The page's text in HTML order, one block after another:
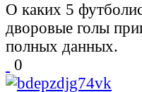
О каких 5
дворовые голы
полных данных.
0